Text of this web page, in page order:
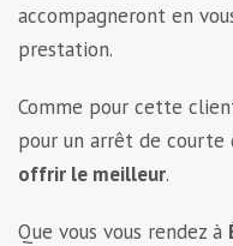
accompagneront en
prestation.
Comme pour cette
pour un arrêt de courte
offrir le meilleur.
Que vous vous rendez à